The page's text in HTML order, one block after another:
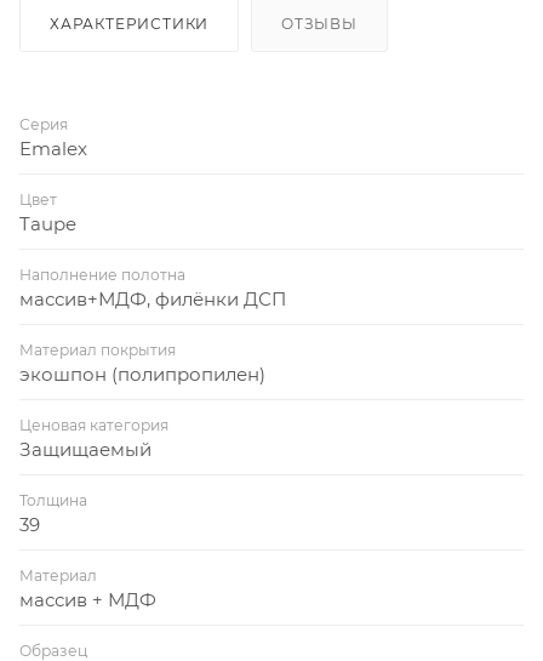
ХАРАКТЕРИСТИКИ ОТЗЫВЫ
Серия
Emalex
Цвет
Taupe
Наполнение полотна
массив+МДФ, филёнки ДСП
Материал покрытия
экошпон (полипропилен)
Ценовая категория
Защищаемый
Толщина
39
Материал
массив + МДФ
Образец